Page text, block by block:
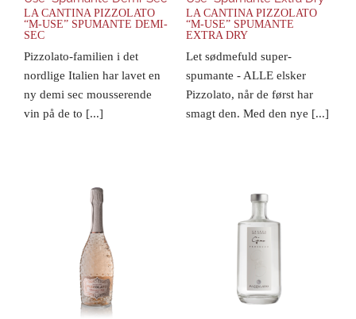
LA CANTINA PIZZOLATO
“M-USE” SPUMANTE DEMI-
SEC
Pizzolato-familien i det
nordlige Italien har lavet en
ny demi sec mousserende
vin på de to [...]
LA CANTINA PIZZOLATO
“M-USE” SPUMANTE
EXTRA DRY
Let sødmefuld super-
spumante - ALLE elsker
Pizzolato, når de først har
smagt den. Med den nye [...]